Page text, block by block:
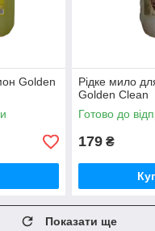
Golden
Рідке мило
Golden Clean
Готово до
179 ₴
Показати ще